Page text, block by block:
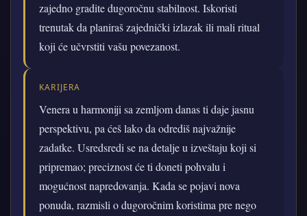
zajedno gradite dugoročnu stabilnost. Iskoristi
trenutak da planiraš zajednički izlazak ili mali ritual
koji će učvrstiti vašu povezanost.
KARIJERA
Venera u harmoniji sa zemljom danas ti daje jasnu
perspektivu, pa ćeš lako da odrediš najvažnije
zadatke. Usredsredi se na detalje u izveštaju koji si
pripremao; preciznost će ti doneti pohvalu i
mogućnost napredovanja. Kada se pojavi nova
ponuda, razmisli o dugoročnim koristima pre nego